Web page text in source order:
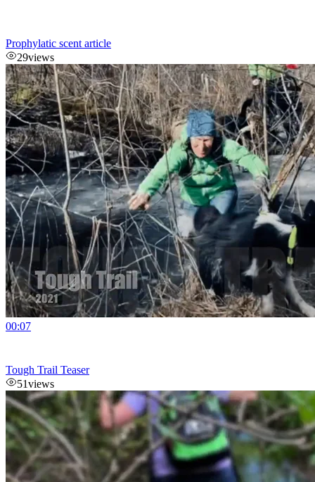
Prophylatic scent article
29views
00:07
Tough Trail Teaser
51views